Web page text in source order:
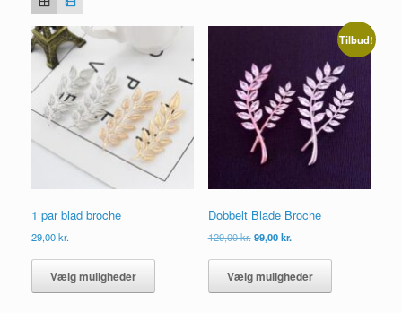
1 par blad broche
29,00kr.
Vælg muligheder
Dette
har
Tilbud!
Dobbelt Blade Broche
129,00kr. Den
pris
var:
129,00 kr..
99,00kr.Den
pris
er:
99,00 kr..
Vælg muligheder
Dette
har